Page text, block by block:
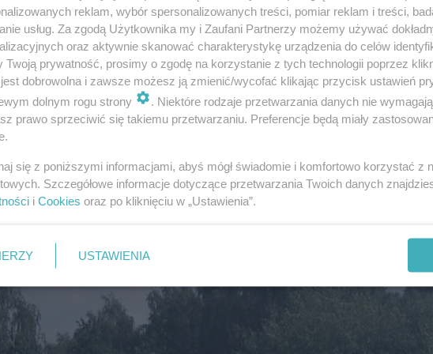
zostaną drogi gruntowe) i chodników,
stare lampy oświetleniowe na nowe z
sterującym intensywnością oświetlenia.
deszczowa, sieć elektroenergetyczna, wodociągowa oraz
reklam, wybór spersonalizowanych treści, pomiar reklam i treści,
usług. Za zgodą Użytkownika my i Zaufani Partnerzy możemy używać
oraz aktywnie skanować charakterystykę urządzenia do celów
Twoją prywatność, prosimy o zgodę na korzystanie z tych technologii poprzez
dobrowolna i zawsze możesz ją zmienić/wycofać klikając przycisk ustawień
dolnym rogu strony
. Niektóre rodzaje przetwarzania danych nie
prawo sprzeciwić się takiemu przetwarzaniu. Preferencje będą miały
się z poniższymi informacjami, abyś mógł świadomie i komfortowo korzystać z
Szczegółowe informacje dotyczące przetwarzania Twoich danych
i Cookies oraz po kliknięciu w „Ustawienia”.
USTAWIENIA